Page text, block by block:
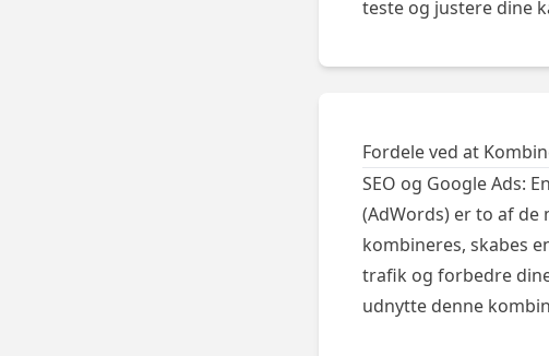
teste og justere dine
Fordele ved at
SEO og Google Ads:
(AdWords) er to af
kombineres, skabes
trafik og forbedre
udnytte denne